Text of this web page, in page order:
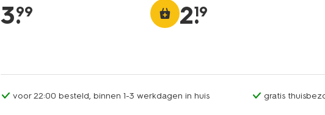
3.
99 2.
19
voor 22:00 besteld, binnen 1-3 werkdagen in huis gratis